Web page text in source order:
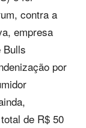
contra a
empresa
Bulls
por
de R$ 50